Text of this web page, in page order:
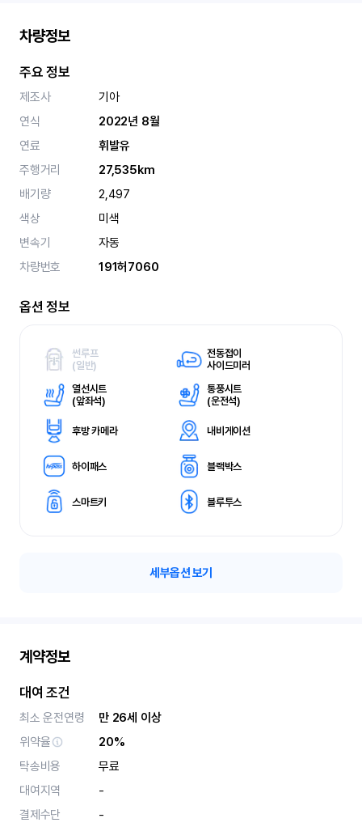
차량정보
주요 정보
제조사
기아
연식
2022년 8월
연료
휘발유
주행거리
27,535km
배기량
2,497
색상
미색
변속기
자동
차량번호
191허7060
옵션 정보
썬루프
(일반)
전동접이
사이드미러
열선시트
(앞좌석)
통풍시트
(운전석)
후방 카메라 내비게이션
하이패스 블랙박스
스마트키 블루투스
세부옵션 보기
계약정보
대여 조건
최소 운전연령
만 26세 이상
위약율
20%
탁송비용
무료
대여지역
-
결제수단
-